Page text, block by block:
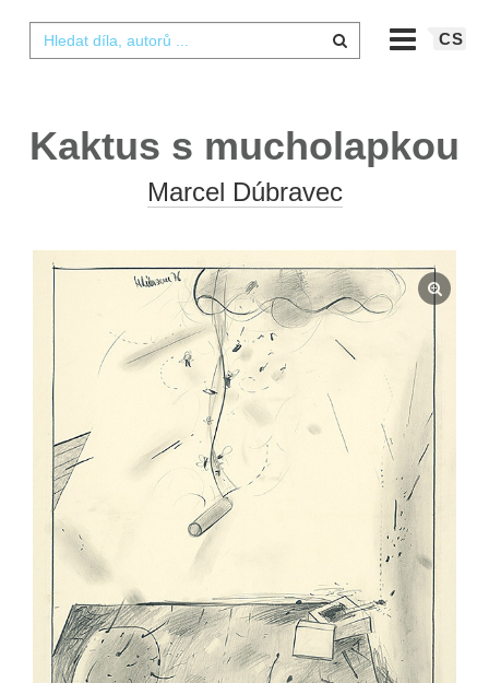
CS
Kaktus s mucholapkou
Marcel Dúbravec